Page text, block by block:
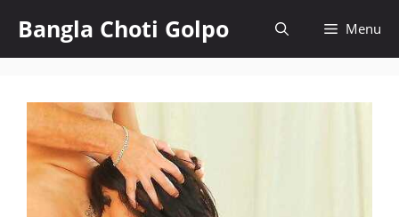
content
Bangla Choti Golpo Menu